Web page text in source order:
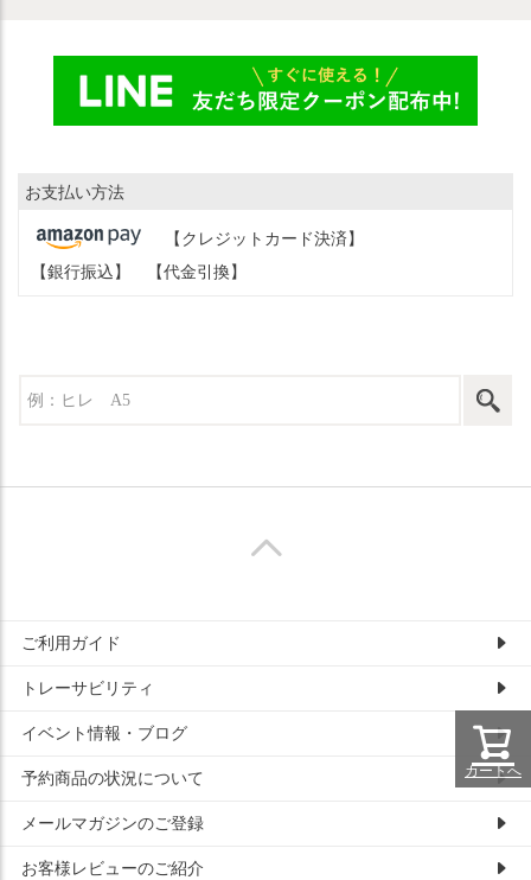
カートへ
お支払い方法
【クレジットカード決済】
【銀行振込】
【代金引換】
ご利用ガイド
トレーサビリティ
イベント情報・ブログ
予約商品の状況について
メールマガジンのご登録
お客様レビューのご紹介